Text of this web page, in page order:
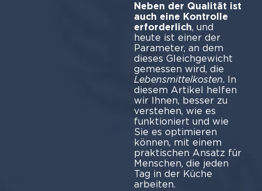
Neben der Qualität ist
auch eine Kontrolle
erforderlich, und
heute ist einer der
Parameter, an dem
dieses Gleichgewicht
gemessen wird, die
Lebensmittelkosten. In
diesem Artikel helfen
wir Ihnen, besser zu
verstehen, wie es
funktioniert und wie
Sie es optimieren
können, mit einem
praktischen Ansatz für
Menschen, die jeden
Tag in der Küche
arbeiten.